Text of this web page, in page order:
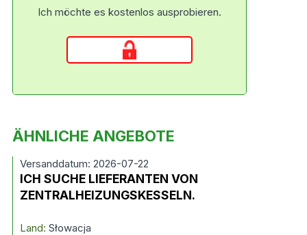
Ich möchte es kostenlos ausprobieren.
ÄHNLICHE ANGEBOTE
Versanddatum: 2026-07-22
ICH SUCHE LIEFERANTEN VON
ZENTRALHEIZUNGSKESSELN.
Land: Słowacja